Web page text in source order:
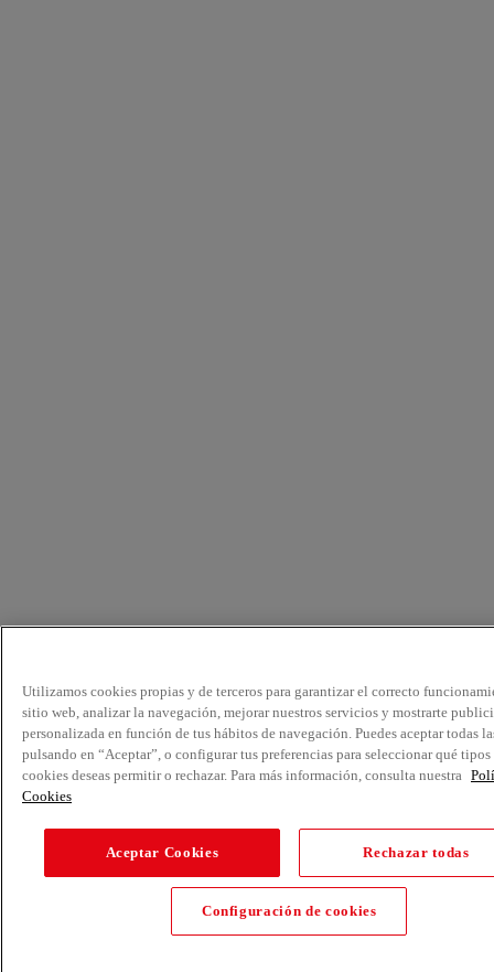
Utilizamos cookies propias y de terceros para garantizar el correcto
sitio web, analizar la navegación, mejorar nuestros servicios y mostrarte
personalizada en función de tus hábitos de navegación. Puedes aceptar todas
pulsando en “Aceptar”, o configurar tus preferencias para seleccionar qué tipos
cookies deseas permitir o rechazar. Para más información, consulta nuestra
Cookies
Aceptar Cookies Rechazar todas
Configuración de cookies